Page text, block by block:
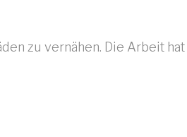
zu vernähen. Die Arbeit